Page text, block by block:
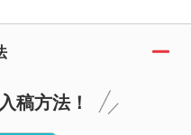
稿方法！